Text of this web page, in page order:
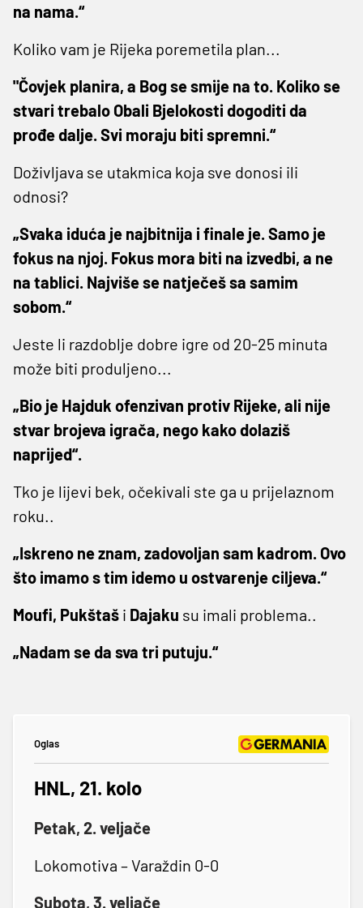
na nama.“
Koliko vam je Rijeka poremetila plan...
"Čovjek planira, a Bog se smije na to. Koliko se
stvari trebalo Obali Bjelokosti dogoditi da
prođe dalje. Svi moraju biti spremni.“
Doživljava se utakmica koja sve donosi ili
odnosi?
„Svaka iduća je najbitnija i finale je. Samo je
fokus na njoj. Fokus mora biti na izvedbi, a ne
na tablici. Najviše se natječeš sa samim
sobom.“
Jeste li razdoblje dobre igre od 20-25 minuta
može biti produljeno...
„Bio je Hajduk ofenzivan protiv Rijeke, ali nije
stvar brojeva igrača, nego kako dolaziš
naprijed“.
Tko je lijevi bek, očekivali ste ga u prijelaznom
roku..
„Iskreno ne znam, zadovoljan sam kadrom. Ovo
što imamo s tim idemo u ostvarenje ciljeva.“
Moufi, Pukštaš i Dajaku su imali problema..
„Nadam se da sva tri putuju.“
Oglas
HNL, 21. kolo
Petak, 2. veljače
Lokomotiva – Varaždin 0-0
Subota, 3. veljače